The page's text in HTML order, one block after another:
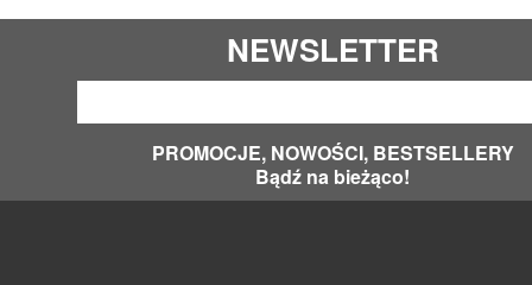
NEWSLETTER
PROMOCJE, NOWOŚCI, BESTSELLERY
Bądź na bieżąco!